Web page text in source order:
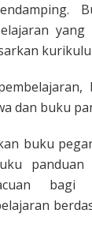
yang
dan buku
buku
bagi